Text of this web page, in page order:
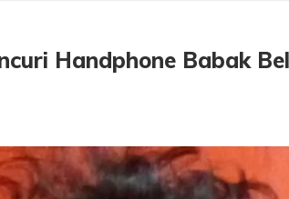
Handphone Babak